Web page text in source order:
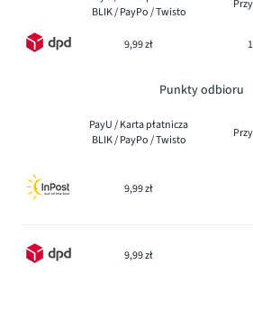
BLIK / PayPo / Twisto
9,99 zł
Punkty odbioru
PayU / Karta płatnicza
BLIK / PayPo / Twisto
9,99 zł
9,99 zł